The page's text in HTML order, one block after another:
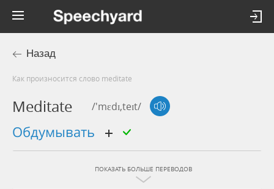
Назад
Как произносится слово meditate
Meditate /'mɛdɪ,teɪt/
обдумывать
ПОКАЗАТЬ БОЛЬШЕ ПЕРЕВОДОВ